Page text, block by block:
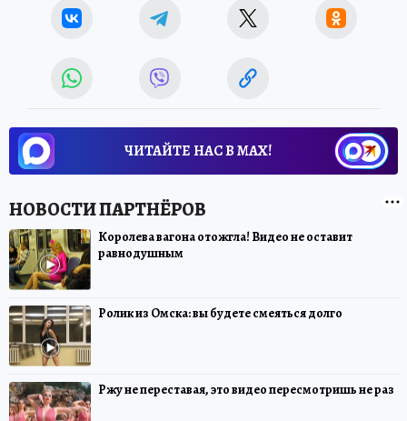
ЧИТАЙТЕ НАС В МАХ!
Королева вагона отожгла! Видео не оставит
равнодушным
Ролик из Омска: вы будете смеяться долго
Ржу не переставая, это видео пересмотришь не раз